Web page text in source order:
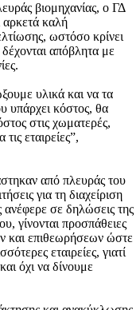
βιομηχανίας, ο ΓΔ
καλή
ωστόσο κρίνει
απόβλητα με
υλικά και να τα
υπάρχει κόστος, θα
στις χωματερές,
εταιρείες”,
από πλευράς του
για τη διαχείριση
ανέφερε σε δηλώσεις της
γίνονται προσπάθειες
και επιθεωρήσεων ώστε
εταιρείες, γιατί
όχι να δίνουμε